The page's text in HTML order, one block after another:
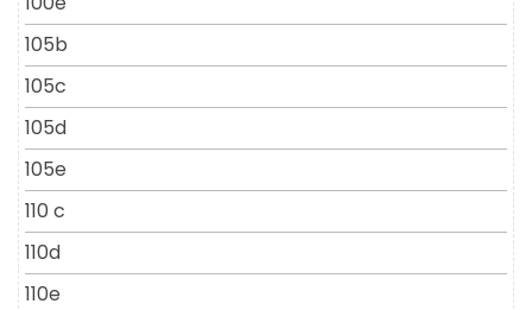
105b
105c
105d
105e
110 c
110d
110e